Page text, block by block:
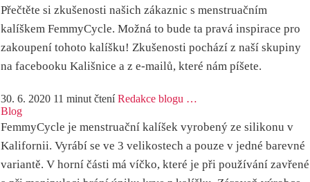
Přečtěte si zkušenosti našich zákaznic s menstruačním
kalíškem FemmyCycle. Možná to bude ta pravá inspirace pro
zakoupení tohoto kalíšku! Zkušenosti pochází z naší skupiny
na facebooku Kališnice a z e-mailů, které nám píšete.
30. 6. 2020 11 minut čtení Redakce blogu …
Blog
FemmyCycle je menstruační kalíšek vyrobený ze silikonu v
Kalifornii. Vyrábí se ve 3 velikostech a pouze v jedné barevné
variantě. V horní části má víčko, které je při používání zavřené